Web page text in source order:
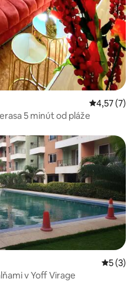
Priemerné
4,57 (7)
5 minút od pláže
5 (3)
v Yoff Virage